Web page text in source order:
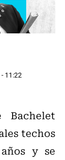
11:22
Bachelet
techos
y se